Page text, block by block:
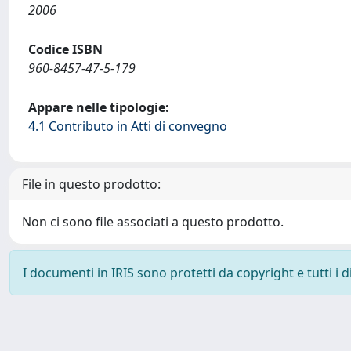
2006
Codice ISBN
960-8457-47-5-179
Appare nelle tipologie:
4.1 Contributo in Atti di convegno
File in questo prodotto:
Non ci sono file associati a questo prodotto.
I documenti in IRIS sono protetti da copyright e tutti i